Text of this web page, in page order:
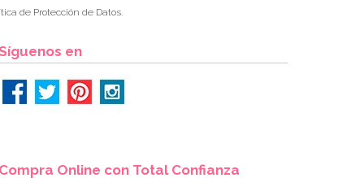
de Protección de Datos.
en
Compra Online con Total Confianza